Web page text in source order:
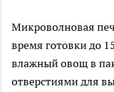
Микроволновая
время готовки до
влажный овощ в
отверстиями для